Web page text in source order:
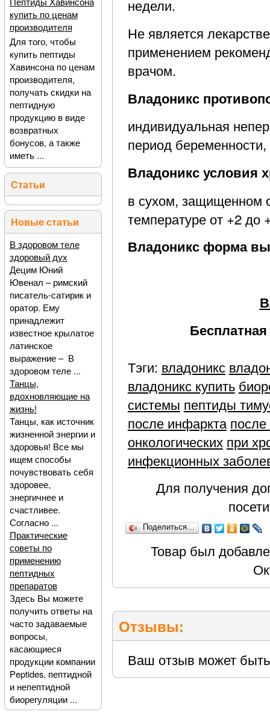
недели.
Не является
применением
врачом.
Владоникс
индивидуальная
период
Владоникс условия
в сухом, защищенном
температуре от +2 до
Владоникс форма
Тэги: владоникс
владоникс купить
системы пептиды
после инфаркта после
онкологических при
инфекционных
Для получения
Поделиться…
Товар был
Отзывы:
Ваш отзыв может
купить по ценам
производителя
Для того, чтобы
купить пептиды
Хавинсона по ценам
производителя,
получать скидки на
пептидную
продукцию в виде
возвратных
бонусов, а также
иметь ...
Статьи
Новые статьи
В здоровом теле
здоровый дух
Децим Юний
Ювенал – римский
писатель-сатирик и
оратор. Ему
принадлежит
известное крылатое
латинское
выражение – В
здоровом теле ...
Танцы,
вдохновляющие на
жизнь!
Танцы, как источник
жизненной энергии и
здоровья! Все мы
ищем способы
почувствовать себя
здоровее,
энергичнее и
счастливее.
Согласно ...
Практические
советы по
применению
пептидных
препаратов
Здесь Вы можете
получить ответы на
часто задаваемые
вопросы,
касающиеся
продукции компании
Peptides, пептидной
и непептидной
биорегуляции ...